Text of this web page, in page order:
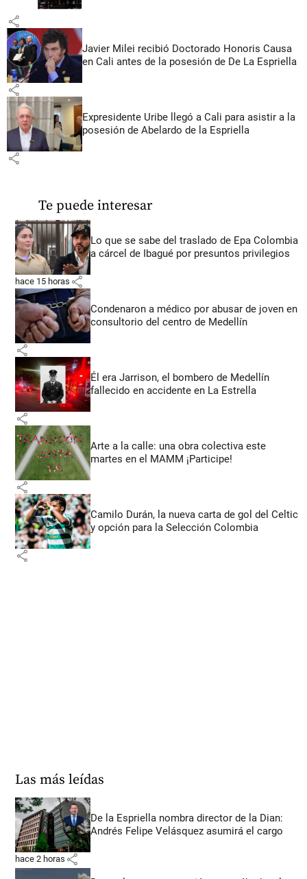
share
Javier Milei recibió Doctorado Honoris Causa
en Cali antes de la posesión de De La Espriella
share
Expresidente Uribe llegó a Cali para asistir a la
posesión de Abelardo de la Espriella
share
Te puede interesar
Lo que se sabe del traslado de Epa Colombia
a cárcel de Ibagué por presuntos privilegios
hace 15 horas share
Condenaron a médico por abusar de joven en
consultorio del centro de Medellín
share
Él era Jarrison, el bombero de Medellín
fallecido en accidente en La Estrella
share
Arte a la calle: una obra colectiva este
martes en el MAMM ¡Participe!
share
Camilo Durán, la nueva carta de gol del Celtic
y opción para la Selección Colombia
share
Las más leídas
De la Espriella nombra director de la Dian:
Andrés Felipe Velásquez asumirá el cargo
hace 2 horas share